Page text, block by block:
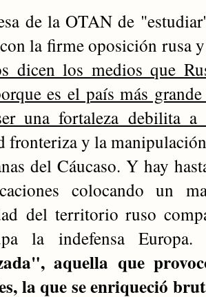
de la OTAN de
la firme oposición rusa
dicen los medios que
es el país más
una fortaleza debilita a
fronteriza y la
del Cáucaso. Y hay
colocando un
del territorio ruso
la indefensa
aquella que
la que se enriqueció